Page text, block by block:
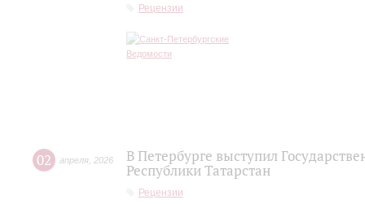
Рецензии
02 апреля 2026
В Петербурге выступил
Республики Татарстан
Рецензии